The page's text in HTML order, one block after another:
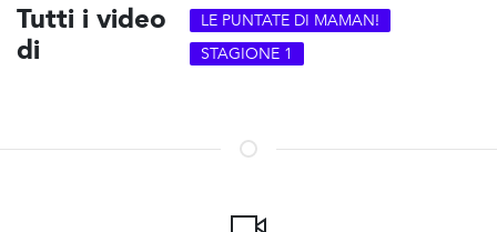
Tutti i video
di
LE PUNTATE DI MAMAN!
STAGIONE 1